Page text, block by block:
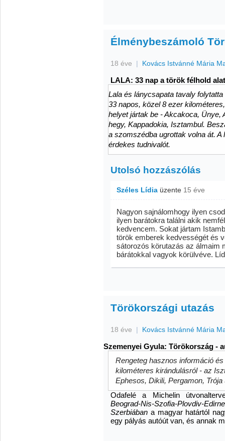
Élménybeszámoló
18 éve | Kovács Istvánné Mária
LALA: 33 nap a török félhold
Lala és lánycsapata tavaly
33 napos, közel 8 ezer
helyet jártak be - Akcakoca, Ünye,
hegy, Kappadokia, Isztambul.
a szomszédba ugrottak volna át.
érdekes tudnivalót.
Utolsó hozzászólás
Széles Lídia üzente 15 éve
Nagyon sajnálomhogy ilyen
ilyen barátokra találni akik
kedvencem. Sokat jártam
török emberek kedvességét és
sátorozós körutazás az álmaim
bárátokkal vagyok körülvéve.
Törökországi utazás
18 éve | Kovács Istvánné Mária
Szemenyei Gyula: Törökország -
Rengeteg hasznos információ
kilométeres kirándulásról - az
Ephesos, Dikili, Pergamon,
Odafelé a Michelin
Beograd-Nis-Szofia-Plovdiv-
Szerbiában a magyar határtól
egy pályás autóút van, és annak